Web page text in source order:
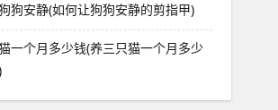
狗安静(如何让狗狗安静的剪指甲)
一个月多少钱(养三只猫一个月多少